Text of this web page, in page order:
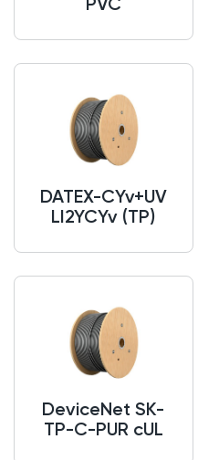
DATEX-CYv+UV
LI2YCYv (TP)
DeviceNet SK-
TP-C-PUR cUL